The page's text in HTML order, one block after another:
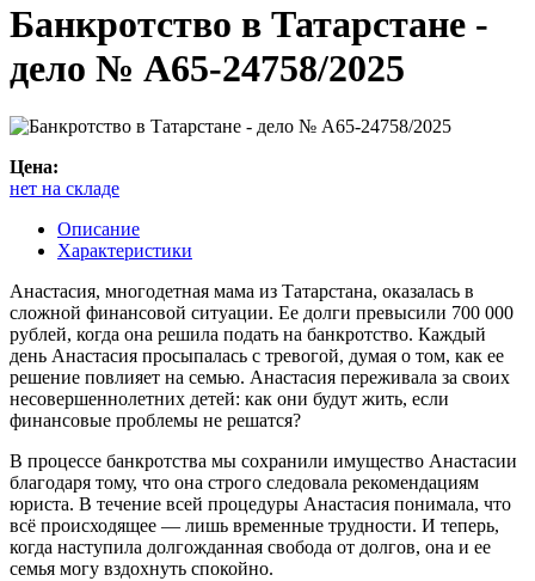
Банкротство в Татарстане -
дело № А65-24758/2025
Цена:
нет на складе
Описание
Характеристики
Анастасия, многодетная мама из Татарстана, оказалась в
сложной финансовой ситуации. Ее долги превысили 700 000
рублей, когда она решила подать на банкротство. Каждый
день Анастасия просыпалась с тревогой, думая о том, как ее
решение повлияет на семью. Анастасия переживала за своих
несовершеннолетних детей: как они будут жить, если
финансовые проблемы не решатся?
В процессе банкротства мы сохранили имущество Анастасии
благодаря тому, что она строго следовала рекомендациям
юриста. В течение всей процедуры Анастасия понимала, что
всё происходящее — лишь временные трудности. И теперь,
когда наступила долгожданная свобода от долгов, она и ее
семья могу вздохнуть спокойно.